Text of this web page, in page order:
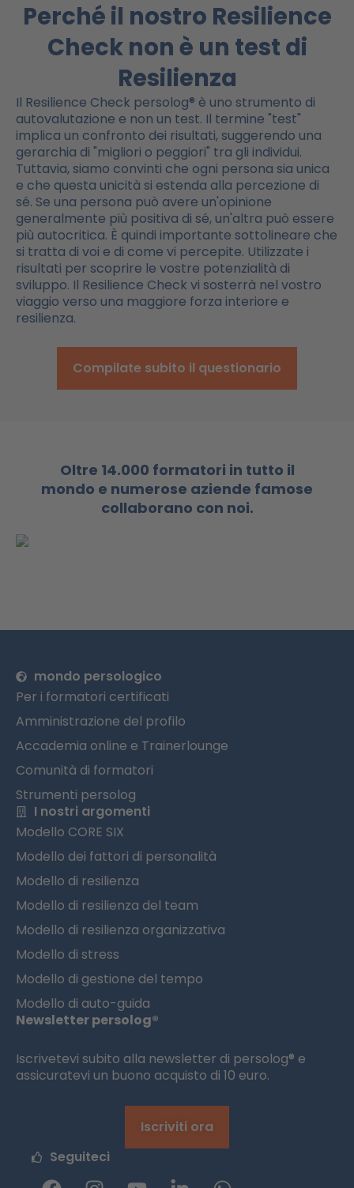
Perché il nostro Resilience
Check non è un test di
Resilienza
Il Resilience Check persolog® è uno strumento di
autovalutazione e non un test. Il termine "test"
implica un confronto dei risultati, suggerendo una
gerarchia di "migliori o peggiori" tra gli individui.
Tuttavia, siamo convinti che ogni persona sia unica
e che questa unicità si estenda alla percezione di
sé. Se una persona può avere un'opinione
generalmente più positiva di sé, un'altra può essere
più autocritica. È quindi importante sottolineare che
si tratta di voi e di come vi percepite. Utilizzate i
risultati per scoprire le vostre potenzialità di
sviluppo. Il Resilience Check vi sosterrà nel vostro
viaggio verso una maggiore forza interiore e
resilienza.
Compilate subito il questionario
Oltre 14.000 formatori in tutto il
mondo e numerose aziende famose
collaborano con noi.
mondo persologico
Per i formatori certificati
Amministrazione del profilo
Accademia online e Trainerlounge
Comunità di formatori
Strumenti persolog
I nostri argomenti
Modello CORE SIX
Modello dei fattori di personalità
Modello di resilienza
Modello di resilienza del team
Modello di resilienza organizzativa
Modello di stress
Modello di gestione del tempo
Modello di auto-guida
Newsletter persolog®
Iscrivetevi subito alla newsletter di persolog® e
assicuratevi un buono acquisto di 10 euro.
Iscriviti ora
Seguiteci
F I Y L W